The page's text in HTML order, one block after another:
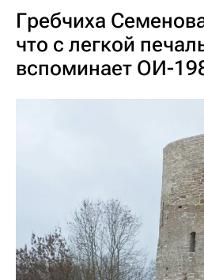
Гребчиха
что с легкой
вспоминает ОИ-